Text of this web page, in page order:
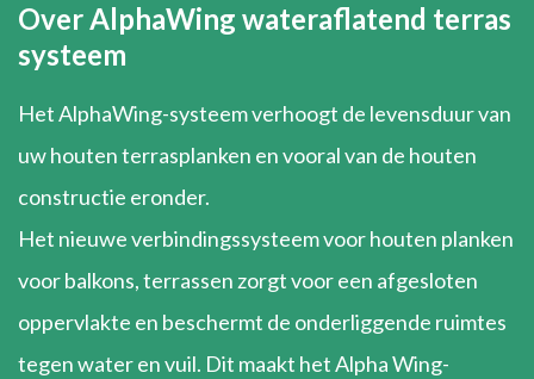
Over AlphaWing wateraflatend terras
systeem
Het AlphaWing-systeem verhoogt de levensduur van
uw houten terrasplanken en vooral van de houten
constructie eronder.
Het nieuwe verbindingssysteem voor houten planken
voor balkons, terrassen zorgt voor een afgesloten
oppervlakte en beschermt de onderliggende ruimtes
tegen water en vuil. Dit maakt het Alpha Wing-